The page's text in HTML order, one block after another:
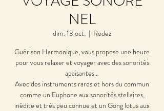
NEL
dim. 13 oct.
  |
Rodez
Guérison Harmonique, vous propose une heure
pour vous relaxer et voyager avec des sonorités
apaisantes…
Avec des instruments rares et hors du commun
comme un Euphone aux sonorités stellaires,
inédite et très peu connue et un Gong lotus aux